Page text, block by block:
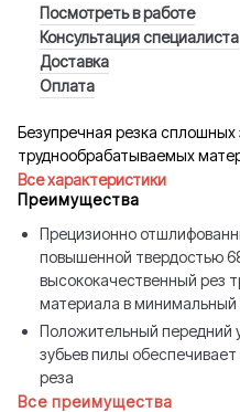
Посмотреть в работе
Консультация специалиста
Доставка
Оплата
Безупречная резка сплошных
труднообрабатываемых
Все характеристики
Преимущества
Прецизионно
повышенной твердостью
высококачественный рез
материала в минимальный
Положительный передний
зубьев пилы
реза
Все преимущества